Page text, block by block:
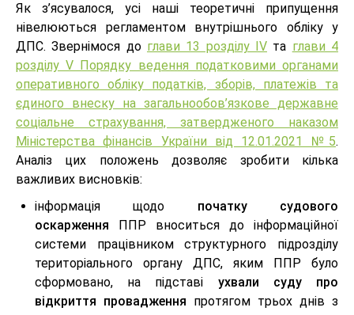
Як з’ясувалося, усі наші теоретичні припущення
нівелюються регламентом внутрішнього обліку у
ДПС. Звернімося до глави 13 розділу ІV та глави 4
розділу V Порядку ведення податковими органами
оперативного обліку податків, зборів, платежів та
єдиного внеску на загальнообов’язкове державне
соціальне страхування, затвердженого наказом
Міністерства фінансів України від 12.01.2021 №5.
Аналіз цих положень дозволяє зробити кілька
важливих висновків:
інформація щодо початку судового
оскарження ППР вноситься до інформаційної
системи працівником структурного підрозділу
територіального органу ДПС, яким ППР було
сформовано, на підставі ухвали суду про
відкриття провадження протягом трьох днів з